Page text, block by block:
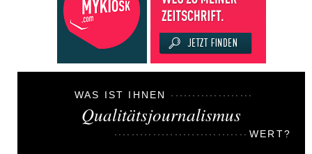
WAS IST IHNEN
Qualitätsjournalismus
WERT?